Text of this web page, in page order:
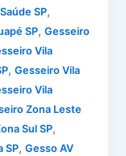
SP,
SP,Gesseiro
Vila
,Gesseiro Vila
Vila
Zona Leste
Sul SP,
SP,Gesso AV